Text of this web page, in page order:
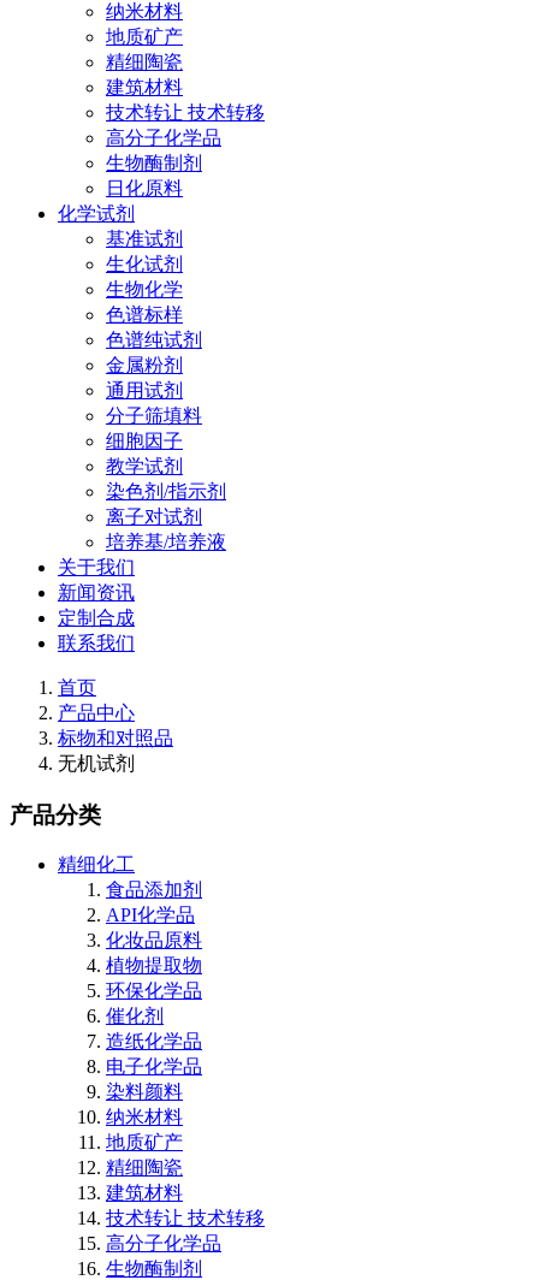
纳米材料
地质矿产
精细陶瓷
建筑材料
技术转让 技术转移
高分子化学品
生物酶制剂
日化原料
化学试剂
基准试剂
生化试剂
生物化学
色谱标样
色谱纯试剂
金属粉剂
通用试剂
分子筛填料
细胞因子
教学试剂
染色剂/指示剂
离子对试剂
培养基/培养液
关于我们
新闻资讯
定制合成
联系我们
首页
产品中心
标物和对照品
无机试剂
产品分类
精细化工
食品添加剂
API化学品
化妆品原料
植物提取物
环保化学品
催化剂
造纸化学品
电子化学品
染料颜料
纳米材料
地质矿产
精细陶瓷
建筑材料
技术转让 技术转移
高分子化学品
生物酶制剂